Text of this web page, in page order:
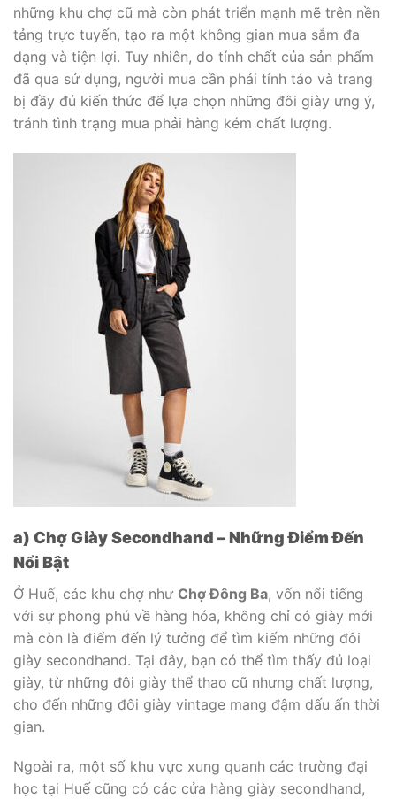
những khu chợ cũ mà còn phát triển mạnh mẽ trên nền
tảng trực tuyến, tạo ra một không gian mua sắm đa
dạng và tiện lợi. Tuy nhiên, do tính chất của sản phẩm
đã qua sử dụng, người mua cần phải tỉnh táo và trang
bị đầy đủ kiến thức để lựa chọn những đôi giày ưng ý,
tránh tình trạng mua phải hàng kém chất lượng.
a) Chợ Giày Secondhand – Những Điểm Đến
Nổi Bật
Ở Huế, các khu chợ như Chợ Đông Ba, vốn nổi tiếng
với sự phong phú về hàng hóa, không chỉ có giày mới
mà còn là điểm đến lý tưởng để tìm kiếm những đôi
giày secondhand. Tại đây, bạn có thể tìm thấy đủ loại
giày, từ những đôi giày thể thao cũ nhưng chất lượng,
cho đến những đôi giày vintage mang đậm dấu ấn thời
gian.
Ngoài ra, một số khu vực xung quanh các trường đại
học tại Huế cũng có các cửa hàng giày secondhand,